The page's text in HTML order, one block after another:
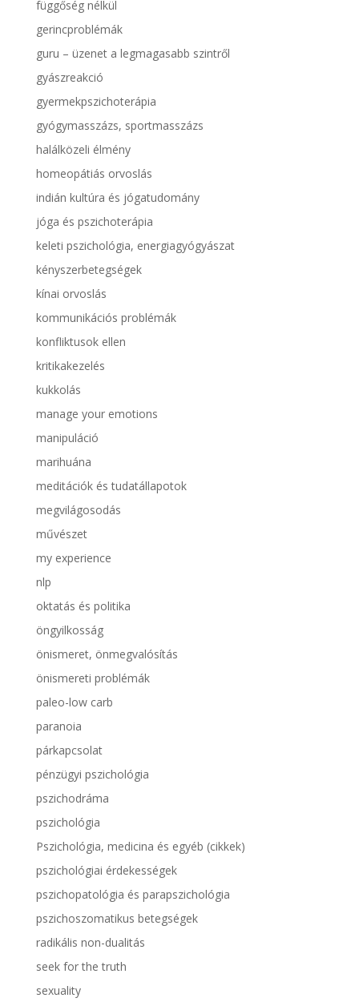
függőség nélkül
gerincproblémák
guru – üzenet a legmagasabb szintről
gyászreakció
gyermekpszichoterápia
gyógymasszázs, sportmasszázs
halálközeli élmény
homeopátiás orvoslás
indián kultúra és jógatudomány
jóga és pszichoterápia
keleti pszichológia, energiagyógyászat
kényszerbetegségek
kínai orvoslás
kommunikációs problémák
konfliktusok ellen
kritikakezelés
kukkolás
manage your emotions
manipuláció
marihuána
meditációk és tudatállapotok
megvilágosodás
művészet
my experience
nlp
oktatás és politika
öngyilkosság
önismeret, önmegvalósítás
önismereti problémák
paleo-low carb
paranoia
párkapcsolat
pénzügyi pszichológia
pszichodráma
pszichológia
Pszichológia, medicina és egyéb (cikkek)
pszichológiai érdekességek
pszichopatológia és parapszichológia
pszichoszomatikus betegségek
radikális non-dualitás
seek for the truth
sexuality